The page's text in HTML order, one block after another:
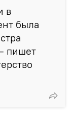
в
была
пишет